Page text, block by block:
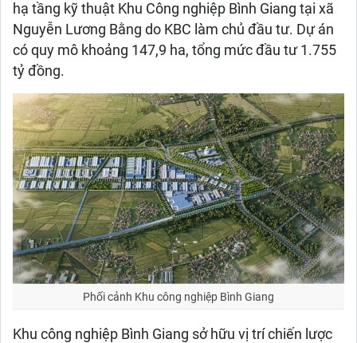
hạ tầng kỹ thuật Khu Công nghiệp Bình Giang tại xã
Nguyễn Lương Bằng do KBC làm chủ đầu tư. Dự án
có quy mô khoảng 147,9 ha, tổng mức đầu tư 1.755
tỷ đồng.
Phối cảnh Khu công nghiệp Bình Giang
Khu công nghiệp Bình Giang sở hữu vị trí chiến lược